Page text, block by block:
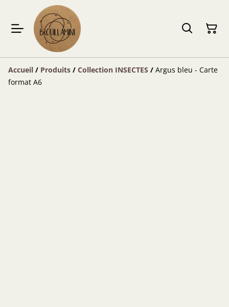
Accueil / Produits / Collection INSECTES / Argus bleu - Carte
format A6